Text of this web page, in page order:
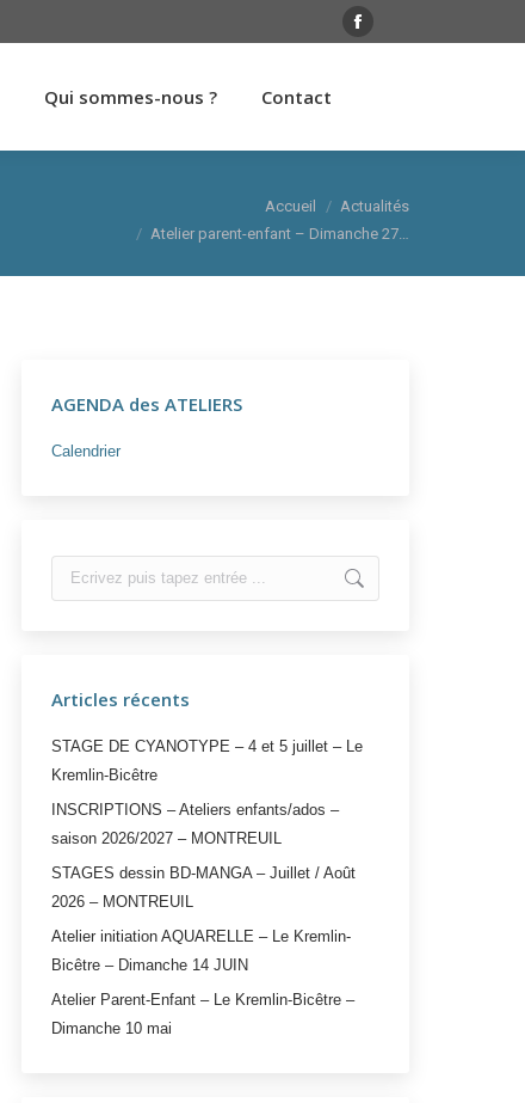
Facebook
Qui sommes-nous ? Contact
Accueil
Actualités
Atelier parent-enfant – Dimanche 27…
AGENDA des ATELIERS
Calendrier
Search:
Articles récents
STAGE DE CYANOTYPE – 4 et 5 juillet – Le
Kremlin-Bicêtre
INSCRIPTIONS – Ateliers enfants/ados –
saison 2026/2027 – MONTREUIL
STAGES dessin BD-MANGA – Juillet / Août
2026 – MONTREUIL
Atelier initiation AQUARELLE – Le Kremlin-
Bicêtre – Dimanche 14 JUIN
Atelier Parent-Enfant – Le Kremlin-Bicêtre –
Dimanche 10 mai